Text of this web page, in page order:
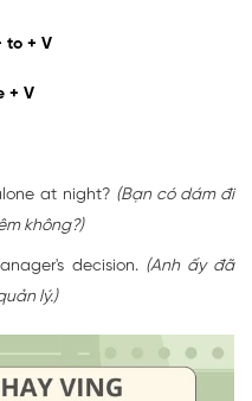
to + V
+ V
at night? (Bạn có dám đi
không?)
decision. (Anh ấy đã
lý.)